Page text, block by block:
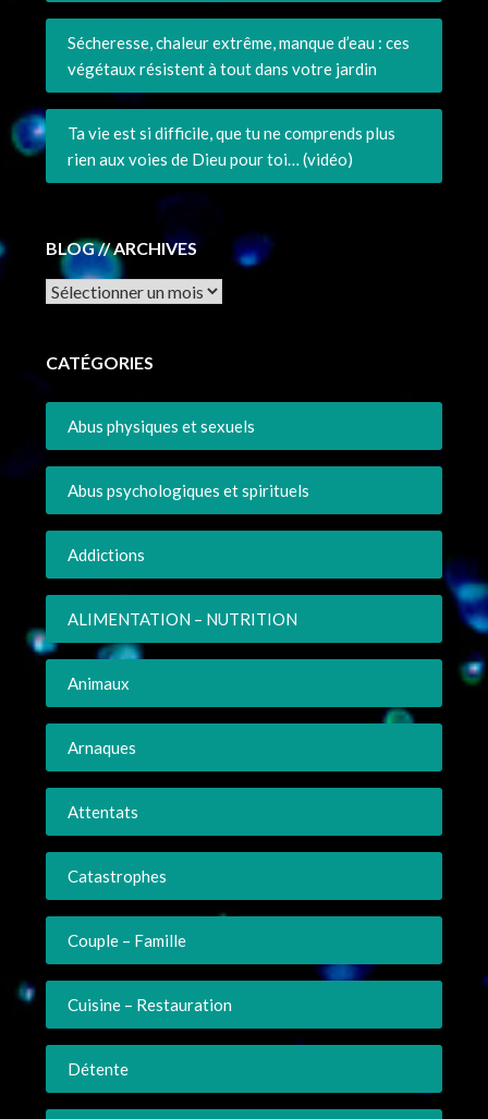
Sécheresse, chaleur extrême, manque d’eau : ces
végétaux résistent à tout dans votre jardin
Ta vie est si difficile, que tu ne comprends plus
rien aux voies de Dieu pour toi… (vidéo)
BLOG // ARCHIVES
Archives
CATÉGORIES
Abus physiques et sexuels
Abus psychologiques et spirituels
Addictions
ALIMENTATION – NUTRITION
Animaux
Arnaques
Attentats
Catastrophes
Couple – Famille
Cuisine – Restauration
Détente